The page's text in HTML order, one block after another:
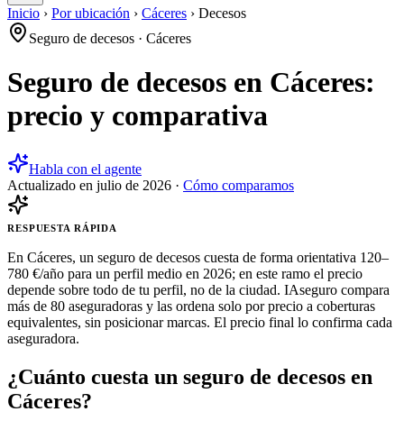
Inicio › Por ubicación › Cáceres › Decesos
Seguro de decesos · Cáceres
Seguro de decesos en Cáceres:
precio y comparativa
Habla con el agente
Actualizado en julio de 2026 · Cómo comparamos
RESPUESTA RÁPIDA
En Cáceres, un seguro de decesos cuesta de forma orientativa 120–
780 €/año para un perfil medio en 2026; en este ramo el precio
depende sobre todo de tu perfil, no de la ciudad. IAseguro compara
más de 80 aseguradoras y las ordena solo por precio a coberturas
equivalentes, sin posicionar marcas. El precio final lo confirma cada
aseguradora.
¿Cuánto cuesta un seguro de decesos en
Cáceres?